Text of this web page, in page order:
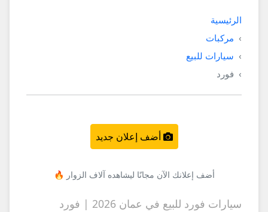
الرئيسية
مركبات
سيارات للبيع
فورد
أضف إعلان جديد
أضف إعلانك الآن مجانًا ليشاهده آلاف الزوار 🔥
سيارات فورد للبيع في عمان 2026 | فورد